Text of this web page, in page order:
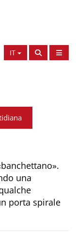
IT
una
porta spirale